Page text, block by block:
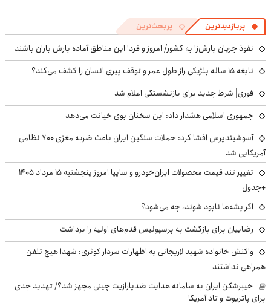
پربازدیدترین پربحث‌ترین
نفوذ جریان بارش‌زا به کشور/ امروز و فردا این مناطق آماده بارش باران باشند
نابغه ۱۵ ساله بلژیکی راز طول عمر و توقف پیری انسان را کشف می‌کند؟
فوری| شرط جدید برای بازنشستگی اعلام شد
جمهوری اسلامی هشدار داد: این سخنان بوی خیانت می‌دهد
آسوشیتدپرس افشا کرد: حملات سنگین ایران باعث ضربه مغزی ۷۰۰ نظامی
آمریکایی شد
تغییر تند قیمت محصولات ایران‌خودرو و سایپا امروز پنجشنبه ۱۵ مرداد ۱۴۰۵
+جدول
اگر پشه‌ها نابود شوند، چه می‌شود؟
رضاییان برای بازگشت به پرسپولیس قدم‌های اولیه را برداشت
واکنش خانواده شهید لاریجانی به اظهارات سردار کوثری: شهدا هیچ تلفن
همراهی نداشتند
خیبرشکن ایران به سامانه هدایت ضدپارازیت چینی مجهز شد؟/ تهدید جدی
برای پاتریوت و تاد آمریکا